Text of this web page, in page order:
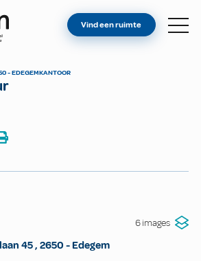
VIND EEN RUIMTE
Vind een ruimte
- EDEGEMKANTOOR
6 images
45, 2650 -Edegem